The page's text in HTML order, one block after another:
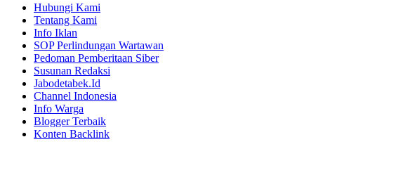
Hubungi Kami
Tentang Kami
Info Iklan
SOP Perlindungan Wartawan
Pedoman Pemberitaan Siber
Susunan Redaksi
Jabodetabek.Id
Channel Indonesia
Info Warga
Blogger Terbaik
Konten Backlink